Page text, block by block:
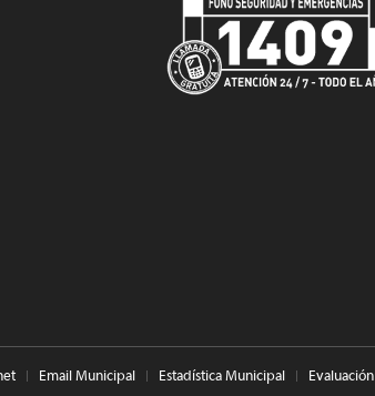
Email Municipal Estadística Municipal